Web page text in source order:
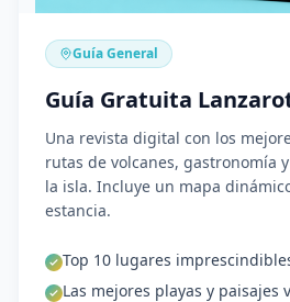
Guía General
Guía Gratuita
Una revista digital con los
rutas de volcanes, gastronomía
la isla. Incluye un mapa
estancia.
Top 10 lugares
Las mejores playas y paisajes